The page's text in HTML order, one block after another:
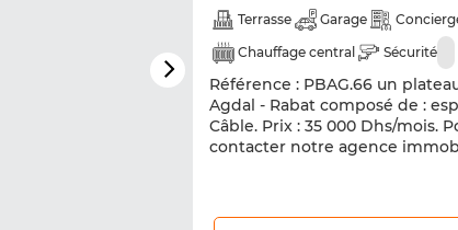
Terrasse Garage
Chauffage central
Sécurité
Référence : PBAG.66 un
Agdal - Rabat composé de :
Câble. Prix : 35 000 Dhs/mois.
contacter notre agence